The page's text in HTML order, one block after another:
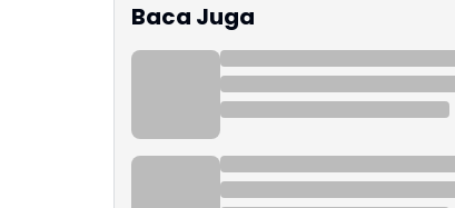
Baca Juga